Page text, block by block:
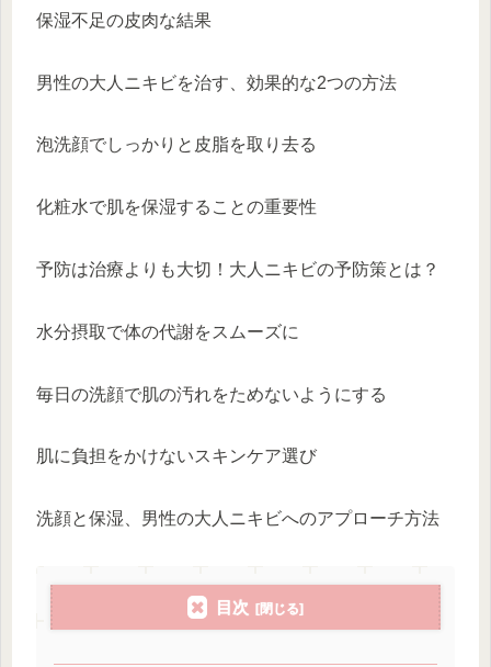
保湿不足の皮肉な結果
男性の大人ニキビを治す、効果的な2つの方法
泡洗顔でしっかりと皮脂を取り去る
化粧水で肌を保湿することの重要性
予防は治療よりも大切！大人ニキビの予防策とは？
水分摂取で体の代謝をスムーズに
毎日の洗顔で肌の汚れをためないようにする
肌に負担をかけないスキンケア選び
洗顔と保湿、男性の大人ニキビへのアプローチ方法
目次